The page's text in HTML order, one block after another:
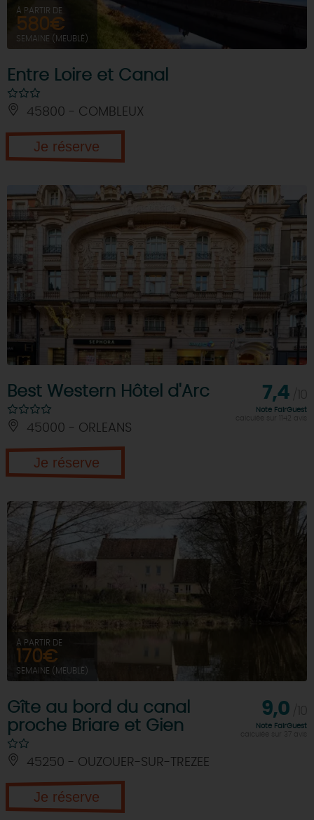
À PARTIR DE
580€
SEMAINE (MEUBLÉ)
Entre Loire et Canal
45800 - COMBLEUX
Je réserve
Best Western Hôtel d'Arc
45000 - ORLEANS
7,4
Note FairGuest
Je réserve
À PARTIR DE
170€
SEMAINE (MEUBLÉ)
Gîte au bord du canal
proche Briare et Gien
45250 - OUZOUER-SUR-TREZEE
9,0
Note FairGuest
Je réserve